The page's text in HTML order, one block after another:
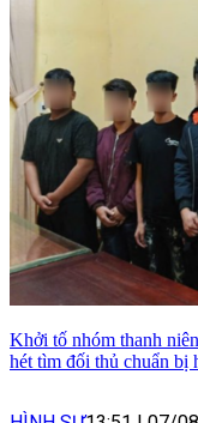
Khởi tố nhóm thanh
hét tìm đối thủ chuẩn bị